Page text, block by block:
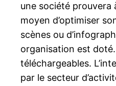
une société prouvera
moyen d’optimiser
scènes ou
organisation est
téléchargeables.
par le secteur